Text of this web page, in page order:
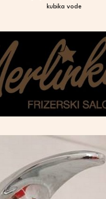
kubika vode